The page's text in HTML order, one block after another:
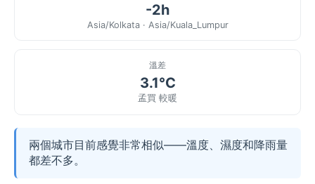
-2h
Asia/Kolkata · Asia/Kuala_Lumpur
溫差
3.1°C
孟買 較暖
兩個城市目前感覺非常相似——溫度、濕度和降雨量
都差不多。